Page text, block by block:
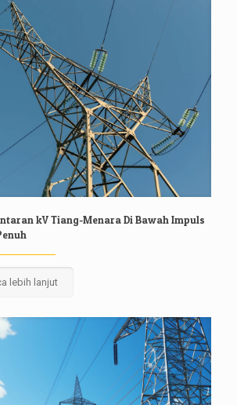
kV Tiang-Menara Di Bawah Impuls
lebih lanjut